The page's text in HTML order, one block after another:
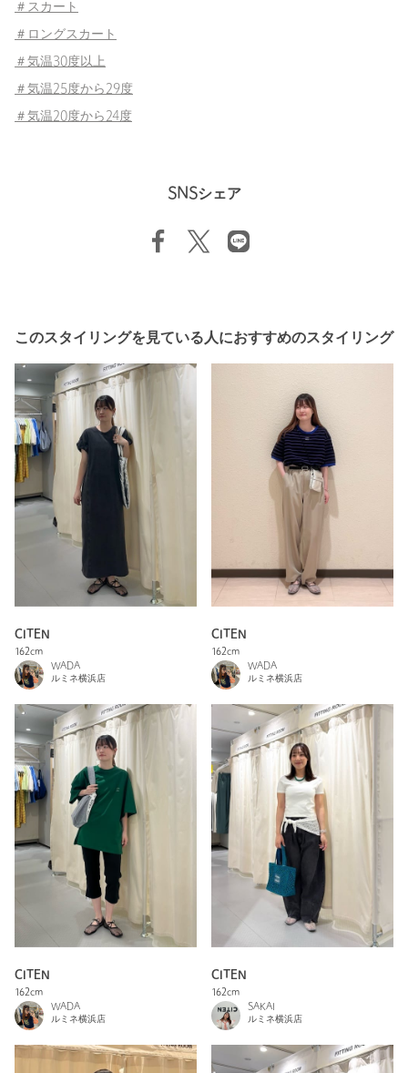
＃スカート
＃ロングスカート
＃気温30度以上
＃気温25度から29度
＃気温20度から24度
SNSシェア
このスタイリングを見ている人におすすめのスタイリング
CITEN
162cm
WADA
ルミネ横浜店
CITEN
162cm
WADA
ルミネ横浜店
CITEN
162cm
WADA
ルミネ横浜店
CITEN
162cm
SAKAI
ルミネ横浜店